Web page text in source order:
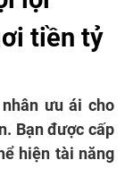
tiền tỷ
ưu ái cho
Bạn được cấp
hiện tài năng